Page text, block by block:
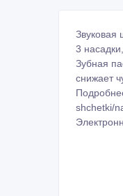
Звуковая
3
Зубная
снижает
shchetki/